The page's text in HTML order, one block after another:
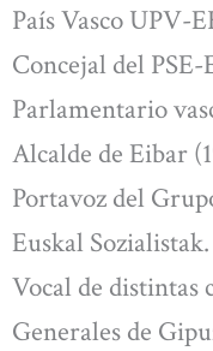
País Vasco UPV-
Concejal del PSE-
Parlamentario
Alcalde de Eibar
Portavoz del
Euskal Sozialistak.
Vocal de distintas
Generales de